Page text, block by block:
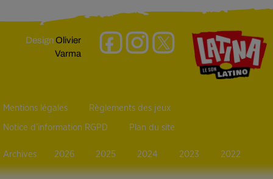
DesignOlivier
Varma
Mentions légales Règlements des jeux
Notice d’information RGPD Plan du site
Archives 2026 2025 2024 2023 2022